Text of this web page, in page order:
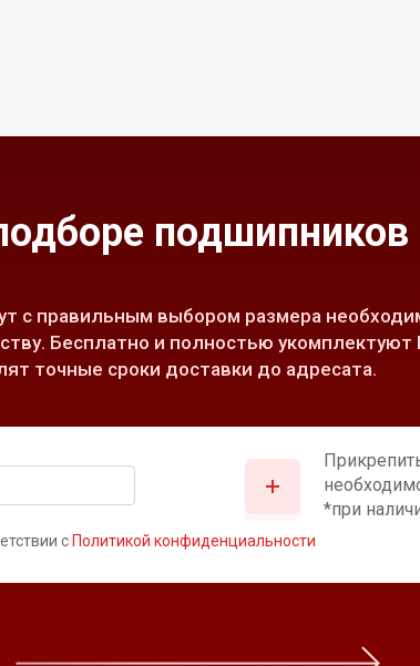
подшипников
с правильным выбором размера
Бесплатно и полностью укомплектуют
точные сроки доставки до адресата.
*при
с Политикой конфиденциальности